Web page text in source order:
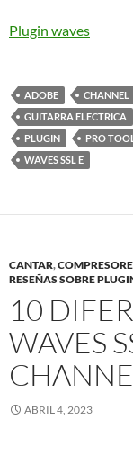
Plugin waves
ADOBE CHANNEL
GUITARRA ELECTRICA
PLUGIN
PRO
WAVES SSL E
CANTAR,
RESEÑAS SOBRE
10
WAVES
ABRIL 4, 2023